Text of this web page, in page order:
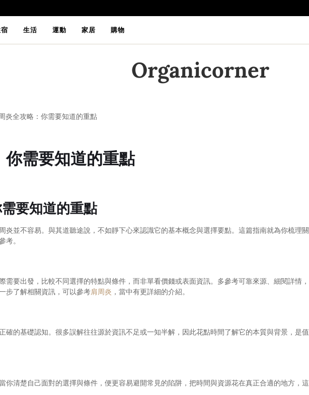
生活 運動 家居 購物
Organicorner
炎全攻略：你需要知道的重點
你需要知道的重點
要知道的重點
炎並不容易。與其道聽途說，不如靜下心來認識它的基本概念與選擇要點。這篇指南就為你梳理關
考。
需要出發，比較不同選擇的特點與條件，而非單看價錢或表面資訊。多參考可靠來源、細閱詳情，
步了解相關資訊，可以參考肩周炎 ，當中有更詳細的介紹。
確的基礎認知。很多誤解往往源於資訊不足或一知半解，因此花點時間了解它的本質與背景，是值
你清楚自己面對的選擇與條件，便更容易避開常見的陷阱，把時間與資源花在真正合適的地方，這